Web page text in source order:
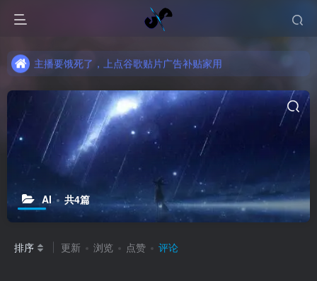
主播要饿死了，上点谷歌贴片广告补贴家用
主播要饿死了，上点谷歌贴片广告补贴家用
AI 共4篇
排序 更新 浏览 点赞 评论